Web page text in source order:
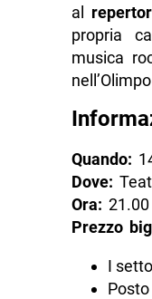
al
propria
musica
Quando:
Dove:
Ora: 21.00
Prezzo
I